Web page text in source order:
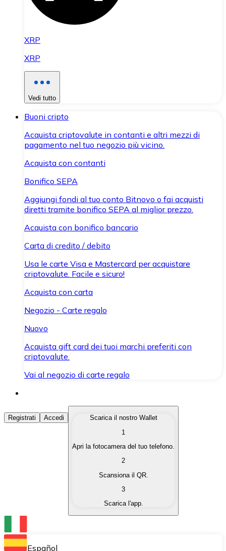
XRP
XRP
Vedi tutto
Buoni cripto
Acquista criptovalute in contanti e altri mezzi di
pagamento nel tuo negozio più vicino.
Acquista con contanti
Bonifico SEPA
Aggiungi fondi al tuo conto Bitnovo o fai acquisti
diretti tramite bonifico SEPA al miglior prezzo.
Acquista con bonifico bancario
Carta di credito / debito
Usa le carte Visa e Mastercard per acquistare
criptovalute. Facile e sicuro!
Acquista con carta
Negozio - Carte regalo
Nuovo
Acquista gift card dei tuoi marchi preferiti con
criptovalute.
Vai al negozio di carte regalo
Acquista Criptovalute
Acquista le criptovalute che ti interessano in modo
Converti le tue criptovalute in valuta fiat quando ne
Scambia una criptovaluta con un'altra
Conserva le tue cripto in un Wallet self-custodial.
Registrati Accedi
Scarica il nostro Wallet
1
Apri la fotocamera del tuo telefono.
2
Scansiona il QR.
3
Scarica l'app.
Español